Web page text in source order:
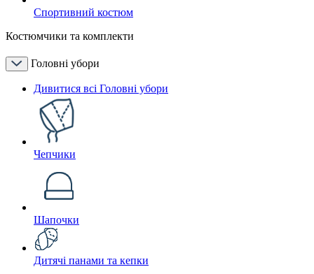
Спортивний костюм
Костюмчики та комплекти
Головні убори
Дивитися всі Головні убори
Чепчики
Шапочки
Дитячі панами та кепки